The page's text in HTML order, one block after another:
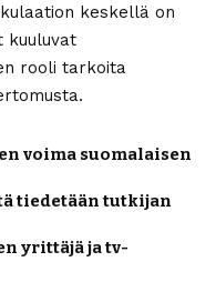
keskellä on
kuuluvat
rooli tarkoita
voima suomalaisen
tiedetään tutkijan
yrittäjä ja tv-